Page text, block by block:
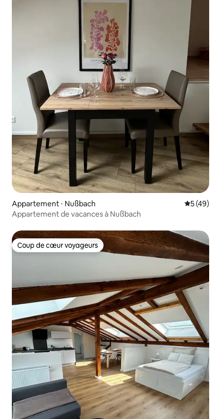
Appartement ⋅ Nußbach
5 (49)
Appartement de vacances à Nußbach
Coup de cœur voyageurs
Coup de cœur voyageurs